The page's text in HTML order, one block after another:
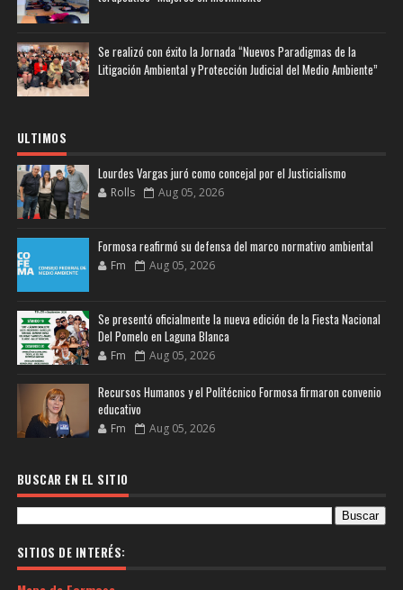
Se realizó con éxito la Jornada “Nuevos Paradigmas de la
Litigación Ambiental y Protección Judicial del Medio Ambiente”
ULTIMOS
Lourdes Vargas juró como concejal por el Justicialismo
Rolls Aug 05, 2026
Formosa reafirmó su defensa del marco normativo ambiental
Fm Aug 05, 2026
Se presentó oficialmente la nueva edición de la Fiesta Nacional
Del Pomelo en Laguna Blanca
Fm Aug 05, 2026
Recursos Humanos y el Politécnico Formosa firmaron convenio
educativo
Fm Aug 05, 2026
BUSCAR EN EL SITIO
SITIOS DE INTERÉS: